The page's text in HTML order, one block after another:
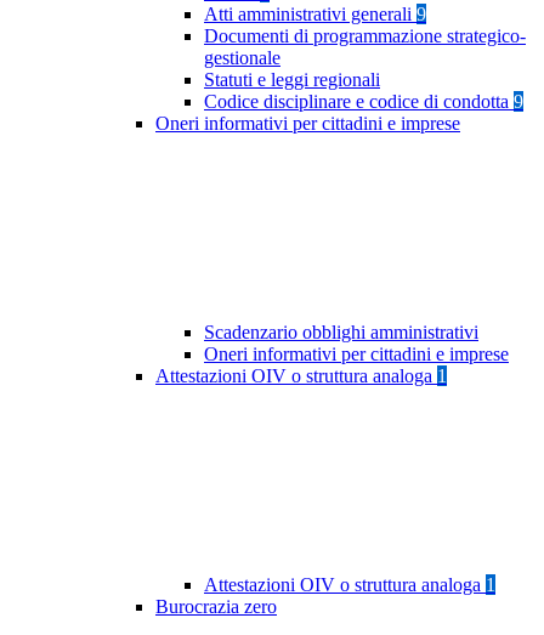
Atti amministrativi generali 9
Documenti di programmazione strategico-
gestionale
Statuti e leggi regionali
Codice disciplinare e codice di condotta 9
Oneri informativi per cittadini e imprese
Scadenzario obblighi amministrativi
Oneri informativi per cittadini e imprese
Attestazioni OIV o struttura analoga 1
Attestazioni OIV o struttura analoga 1
Burocrazia zero